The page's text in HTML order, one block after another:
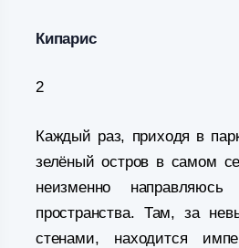
Кипарис
2
Каждый раз, приходя в
зелёный остров в самом
неизменно
пространства. Там, за
стенами, находится